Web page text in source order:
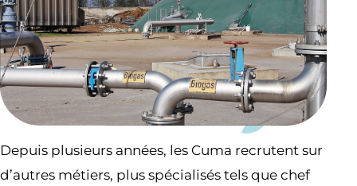
Depuis plusieurs années, les Cuma recrutent sur
d’autres métiers, plus spécialisés tels que chef